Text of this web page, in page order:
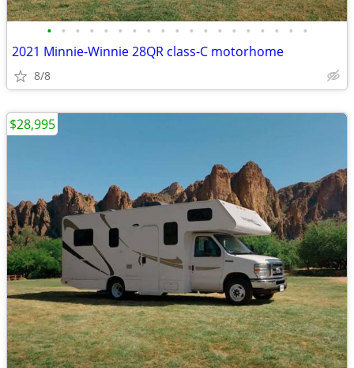
• • • • • • • • • • • • • • • • • • •
2021 Minnie-Winnie 28QR class-C motorhome
8/8
$28,995